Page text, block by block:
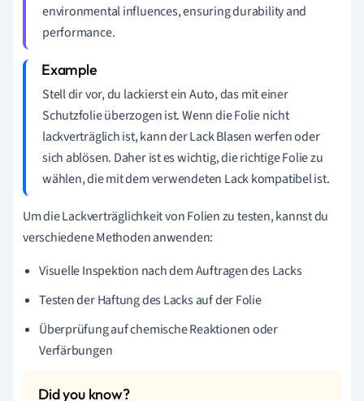
environmental influences, ensuring durability and
performance.
Stell dir vor, du lackierst ein Auto, das mit einer
Schutzfolie überzogen ist. Wenn die Folie nicht
lackverträglich ist, kann der Lack Blasen werfen oder
sich ablösen. Daher ist es wichtig, die richtige Folie zu
wählen, die mit dem verwendeten Lack kompatibel ist.
Um die Lackverträglichkeit von Folien zu testen, kannst du
verschiedene Methoden anwenden:
Visuelle Inspektion nach dem Auftragen des Lacks
Testen der Haftung des Lacks auf der Folie
Überprüfung auf chemische Reaktionen oder
Verfärbungen